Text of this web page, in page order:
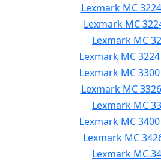
Lexmark MC
Lexmark MC
Lexmark MC
Lexmark MC
Lexmark MC
Lexmark MC
Lexmark MC
Lexmark MC
Lexmark MC
Lexmark MC